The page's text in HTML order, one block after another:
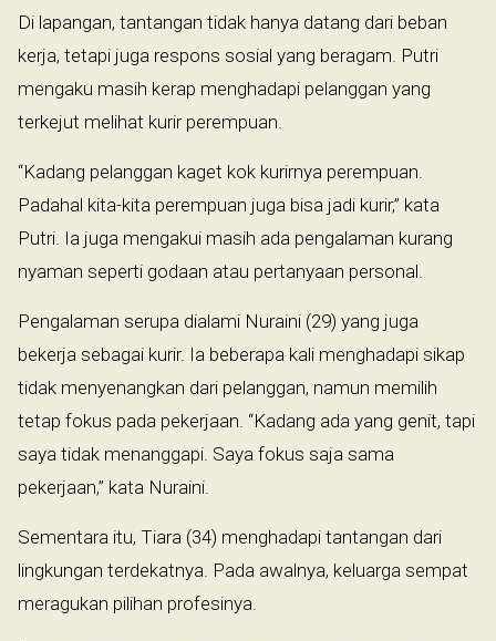
Di lapangan, tantangan tidak hanya datang dari beban
kerja, tetapi juga respons sosial yang beragam. Putri
mengaku masih kerap menghadapi pelanggan yang
terkejut melihat kurir perempuan.
“Kadang pelanggan kaget kok kurirnya perempuan.
Padahal kita-kita perempuan juga bisa jadi kurir,” kata
Putri. Ia juga mengakui masih ada pengalaman kurang
nyaman seperti godaan atau pertanyaan personal.
Pengalaman serupa dialami Nuraini (29) yang juga
bekerja sebagai kurir. Ia beberapa kali menghadapi sikap
tidak menyenangkan dari pelanggan, namun memilih
tetap fokus pada pekerjaan. “Kadang ada yang genit, tapi
saya tidak menanggapi. Saya fokus saja sama
pekerjaan,” kata Nuraini.
Sementara itu, Tiara (34) menghadapi tantangan dari
lingkungan terdekatnya. Pada awalnya, keluarga sempat
meragukan pilihan profesinya.